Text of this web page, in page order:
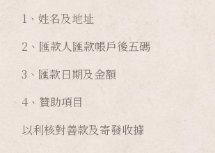
1、姓名及地址
2、匯款人匯款帳戶後五碼
3、匯款日期及金額
4、贊助項目
以利核對善款及寄發收據